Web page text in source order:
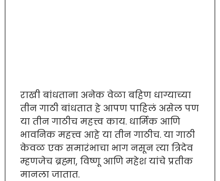
राखी बांधताना अनेक वेळा बहिण धाग्याच्या
तीन गाठी बांधतात हे आपण पाहिलं असेल पण
या तीन गाठीच महत्त्व काय. धार्मिक आणि
भावनिक महत्त्व आहे या तीन गाठीच. या गाठी
केवळ एक समारंभाचा भाग नसून त्या त्रिदेव
म्हणजेच ब्रह्मा, विष्णू आणि महेश यांचे प्रतीक
मानला जातात.